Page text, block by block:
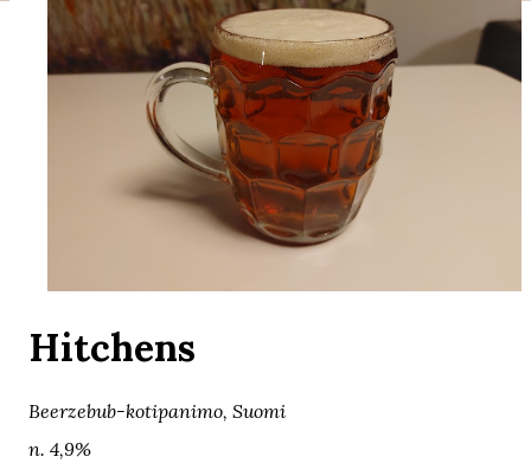
Hitchens
Beerzebub-kotipanimo, Suomi
n. 4,9%